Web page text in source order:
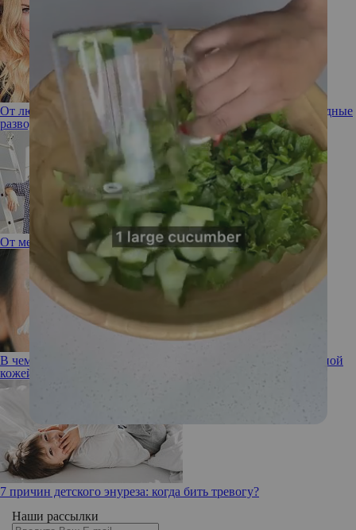
От любви до ненависти: самые дорогие и скандальные звездные
разводы
От мечты к подвигу: гороскоп с 29 января по 4 февраля
В чем разница между чувствительной и сенсибилизированной
кожей: разбираемся профессионально
7 причин детского энуреза: когда бить тревогу?
Наши рассылки